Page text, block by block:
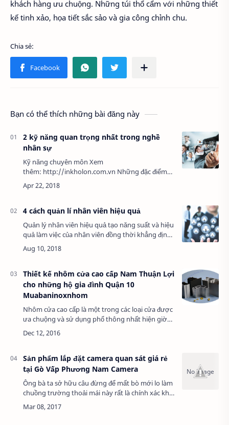
khách hàng ưu chuộng. Những túi thổ cẩm với những thiết
kế tinh xảo, họa tiết sắc sảo và gia công chỉnh chu.
Bạn có thể thích những bài đăng này
2 kỹ năng quan trọng nhất trong nghề
nhân sự
Kỹ năng chuyên môn Xem
thêm: http://inkholon.com.vn Những đặc điểm
về các kỹ năng chuyên môn không thể thiếu
thiếu với người làm quản trị nhân sự, đó là: dự
4 cách quản lí nhân viên hiệu quả
Quản lý nhân viên hiệu quả tạo năng suất và hiệu
quả làm việc của nhân viên đồng thời khẳng định,
phát huy vai trò của người quản lý. 4 cách tạo
Thiết kế nhôm cửa cao cấp Nam Thuận Lợi
cho những hộ gia đình Quận 10
Muabaninoxnhom
Nhôm cửa cao cấp là một trong các loại cửa được
ưa chuộng và sử dụng phổ thông nhất hiện giờ
có các sự tiện dụng mà chiếc cửa này đem lại. Sản
phẩm cửa nhôm cao cấp là 1 trong các…
Sản phẩm lắp đặt camera quan sát giá rẻ
tại Gò Vấp Phương Nam Camera
Ông bà ta sở hữu câu đừng để mất bò mới lo làm
chuồng trường thoải mái này rất là chính xác khi
nhưng người nào đã từng bị mất cắp, hay bị trộm
đột nhập vào nhà lấy đi tài sản có …